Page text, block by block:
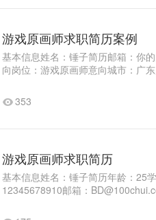
游戏原画师求职简历案例
基本信息姓名：锤子简历邮箱：你
向岗位：游戏原画师意向城市：广
353
游戏原画师求职简历
基本信息姓名：锤子简历年龄：25
12345678910邮箱：